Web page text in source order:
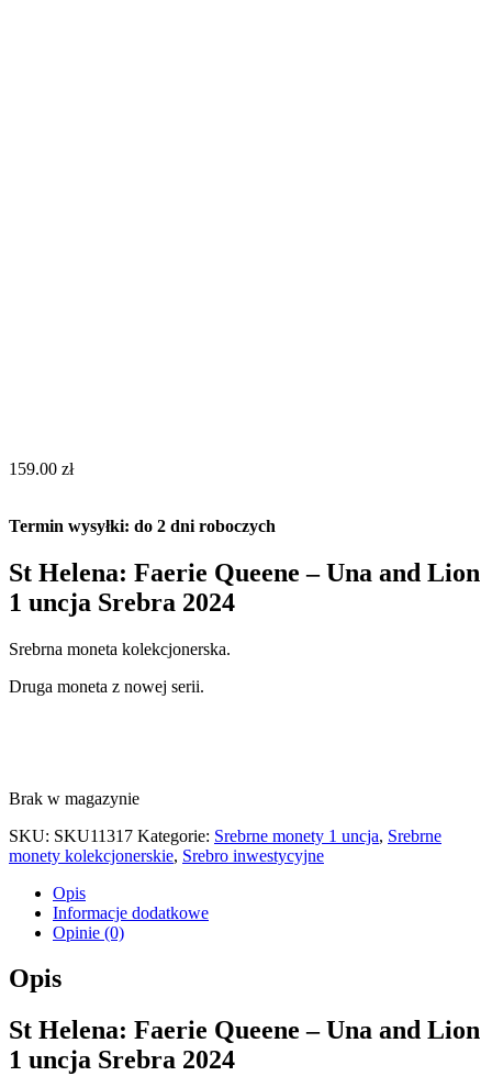
159.00 zł
Termin wysyłki: do 2 dni roboczych
St Helena: Faerie Queene – Una and Lion
1 uncja Srebra 2024
Srebrna moneta kolekcjonerska.
Druga moneta z nowej serii.
Brak w magazynie
SKU: SKU11317 Kategorie: Srebrne monety 1 uncja, Srebrne
monety kolekcjonerskie, Srebro inwestycyjne
Opis
Informacje dodatkowe
Opinie (0)
Opis
St Helena: Faerie Queene – Una and Lion
1 uncja Srebra 2024